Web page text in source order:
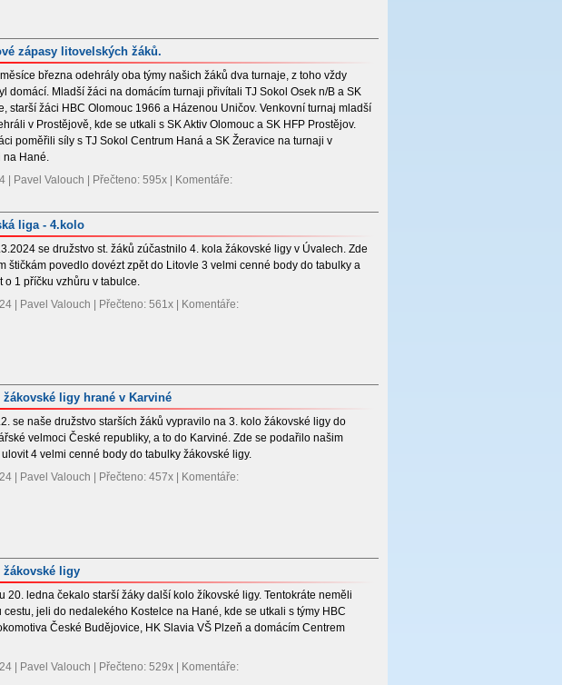
zápasy litovelských žáků.
března odehrály oba týmy našich žáků dva turnaje, z toho vždy
domácí. Mladší žáci na domácím turnaji přivítali TJ Sokol Osek n/B a SK
starší žáci HBC Olomouc 1966 a Házenou Uničov. Venkovní turnaj mladší
v Prostějově, kde se utkali s SK Aktiv Olomouc a SK HFP Prostějov.
poměřili síly s TJ Sokol Centrum Haná a SK Žeravice na turnaji v
na Hané.
| Pavel Valouch | Přečteno: 595x | Komentáře:
liga - 4.kolo
se družstvo st. žáků zúčastnilo 4. kola žákovské ligy v Úvalech. Zde
štičkám povedlo dovézt zpět do Litovle 3 velmi cenné body do tabulky a
o 1 příčku vzhůru v tabulce.
| Pavel Valouch | Přečteno: 561x | Komentáře:
žákovské ligy hrané v Karviné
se naše družstvo starších žáků vypravilo na 3. kolo žákovské ligy do
velmoci České republiky, a to do Karviné. Zde se podařilo našim
4 velmi cenné body do tabulky žákovské ligy.
| Pavel Valouch | Přečteno: 457x | Komentáře:
žákovské ligy
20. ledna čekalo starší žáky další kolo žíkovské ligy. Tentokráte neměli
cestu, jeli do nedalekého Kostelce na Hané, kde se utkali s týmy HBC
České Budějovice, HK Slavia VŠ Plzeň a domácím Centrem
| Pavel Valouch | Přečteno: 529x | Komentáře: